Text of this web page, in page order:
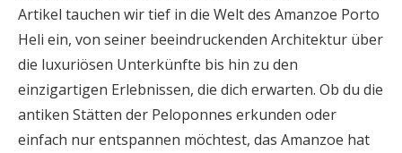
Artikel tauchen wir tief in die Welt des Amanzoe Porto
Heli ein, von seiner beeindruckenden Architektur über
die luxuriösen Unterkünfte bis hin zu den
einzigartigen Erlebnissen, die dich erwarten. Ob du die
antiken Stätten der Peloponnes erkunden oder
einfach nur entspannen möchtest, das Amanzoe hat